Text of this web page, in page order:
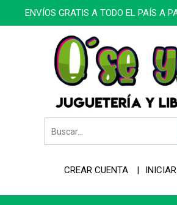
ENVÍOS GRATIS A TODO EL PAÍS A
CREAR CUENTA